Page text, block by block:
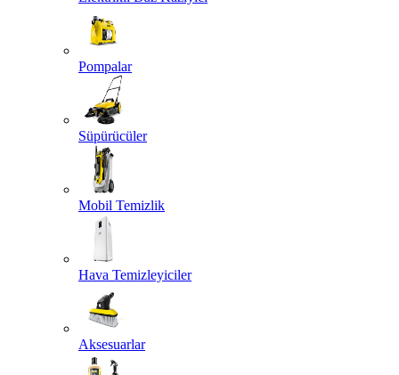
Pompalar
Süpürücüler
Mobil Temizlik
Hava Temizleyiciler
Aksesuarlar